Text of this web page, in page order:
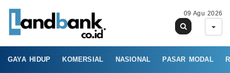
09 Agu 2026
GAYA HIDUP KOMERSIAL NASIONAL PASAR MODAL